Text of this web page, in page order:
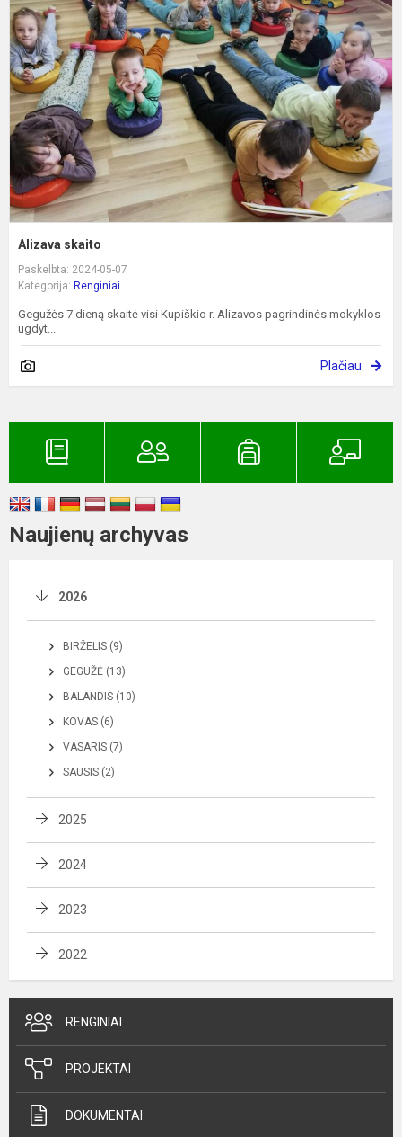
Alizava skaito
Paskelbta: 2024-05-07
Kategorija: Renginiai
Gegužės 7 dieną skaitė visi Kupiškio r. Alizavos pagrindinės mokyklos
ugdyt...
Plačiau
Naujienų archyvas
2026
BIRŽELIS (9)
GEGUŽĖ (13)
BALANDIS (10)
KOVAS (6)
VASARIS (7)
SAUSIS (2)
2025
2024
2023
2022
RENGINIAI
PROJEKTAI
DOKUMENTAI